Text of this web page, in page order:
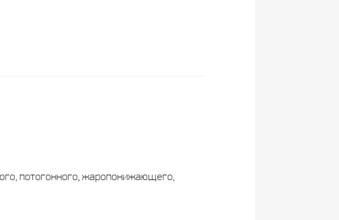
потогонного, жаропонижающего,